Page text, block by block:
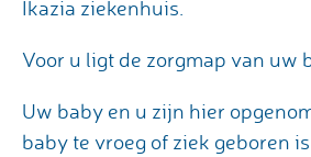
Ikazia ziekenhuis.
Voor u ligt de zorgmap van uw
Uw baby en u zijn hier
baby te vroeg of ziek geboren